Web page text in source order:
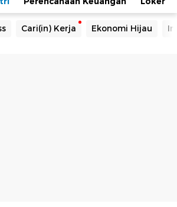
Cari(in) Kerja Ekonomi Hijau